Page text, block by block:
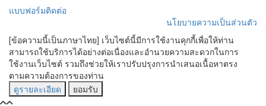
แบบฟอร์มติดต่อ
นโยบายความเป็นส่วนตัว
[ข้อความนี้เป็นภาษาไทย] เว็บไซต์นี้มีการใช้งานคุกกี้เพื่อให้ท่าน
สามารถใช้บริการได้อย่างต่อเนื่องและอำนวยความสะดวกในการ
ใช้งานเว็บไซต์ รวมถึงช่วยให้เราปรับปรุงการนำเสนอเนื้อหาตรง
ตามความต้องการของท่าน
ดูรายละเอียด
ยอมรับ